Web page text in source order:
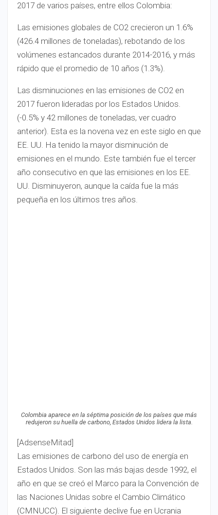
2017 de varios países, entre ellos Colombia:
Las emisiones globales de CO2 crecieron un 1.6%
(426.4 millones de toneladas), rebotando de los
volúmenes estancados durante 2014-2016, y más
rápido que el promedio de 10 años (1.3%).
Las disminuciones en las emisiones de CO2 en
2017 fueron lideradas por los Estados Unidos.
(-0.5% y 42 millones de toneladas, ver cuadro
anterior). Esta es la novena vez en este siglo en que
EE. UU. Ha tenido la mayor disminución de
emisiones en el mundo. Este también fue el tercer
año consecutivo en que las emisiones en los EE.
UU. Disminuyeron, aunque la caída fue la más
pequeña en los últimos tres años.
Colombia aparece en la séptima posición de los países que más
redujeron su huella de carbono, Estados Unidos lidera la lista.
[AdsenseMitad]
Las emisiones de carbono del uso de energía en
Estados Unidos. Son las más bajas desde 1992, el
año en que se creó el Marco para la Convención de
las Naciones Unidas sobre el Cambio Climático
(CMNUCC). El siguiente declive fue en Ucrania